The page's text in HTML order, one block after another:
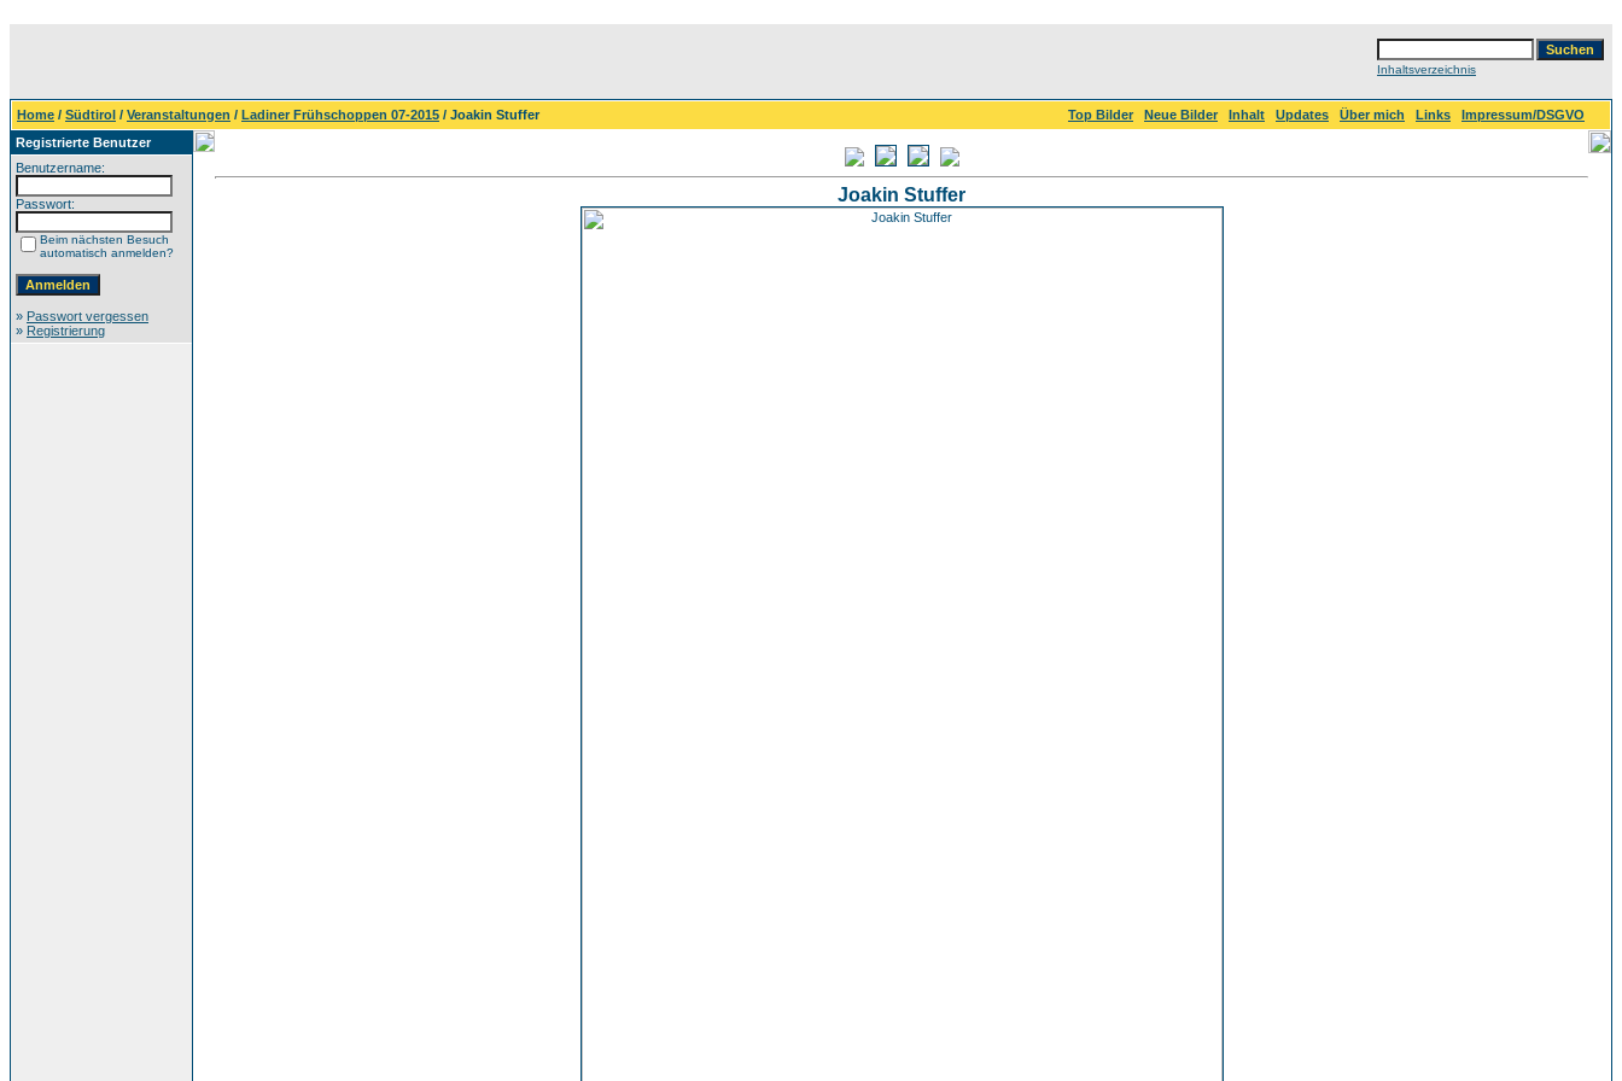
Inhaltsverzeichnis
Home / Südtirol / Veranstaltungen / Ladiner Frühschoppen 07-2015 / Joakin Stuffer Top Bilder Neue Bilder Inhalt Updates Über mich Links
Impressum/DSGVO
Registrierte Benutzer
Benutzername:
Passwort:
Beim nächsten Besuch
automatisch anmelden?
» Passwort vergessen
» Registrierung
Joakin Stuffer